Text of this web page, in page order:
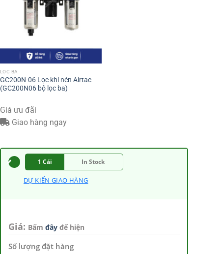
LỌC BA
GC200N-06 Lọc khí nén Airtac
(GC200N06 bộ lọc ba)
Giá ưu đãi
Giao hàng ngay
1 Cái In Stock
DỰ KIẾN GIAO HÀNG
Giá: Bấm đây để hiện
Số lượng đặt hàng